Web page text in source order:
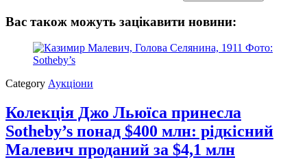
Вас також можуть зацікавити новини:
Category Аукціони
Колекція Джо Льюїса принесла
Sotheby’s понад $400 млн: рідкісний
Малевич проданий за $4,1 млн